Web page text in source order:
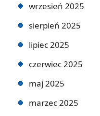
wrzesień 2025
sierpień 2025
lipiec 2025
czerwiec 2025
maj 2025
marzec 2025